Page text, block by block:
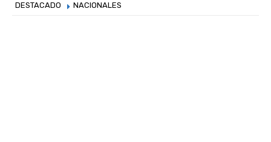
DESTACADO NACIONALES